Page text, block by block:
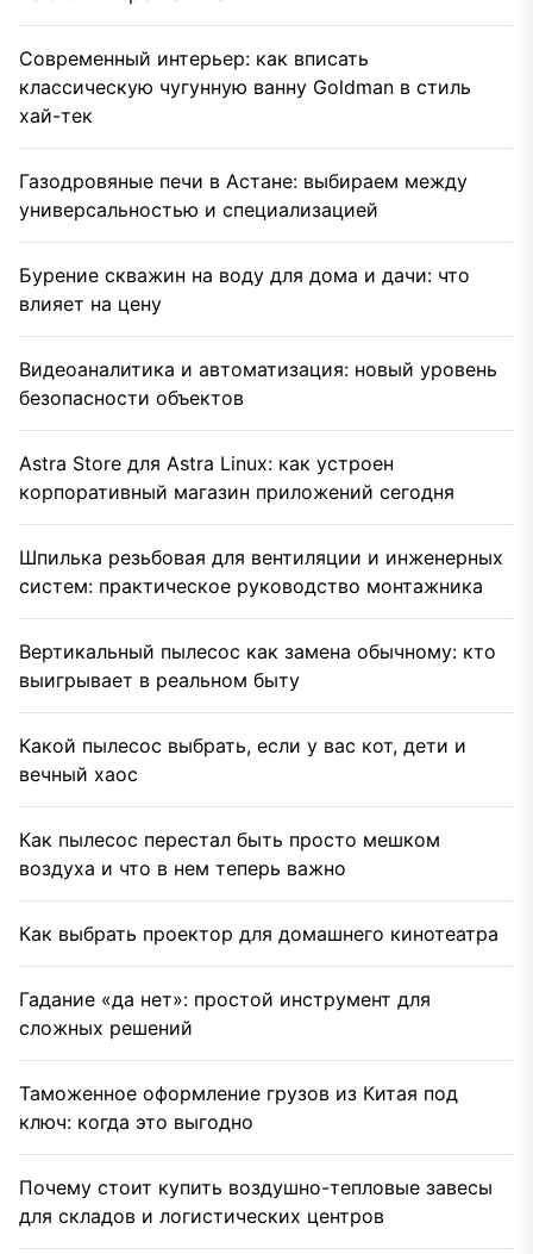
Современный интерьер: как вписать
классическую чугунную ванну Goldman в стиль
хай-тек
Газодровяные печи в Астане: выбираем между
универсальностью и специализацией
Бурение скважин на воду для дома и дачи: что
влияет на цену
Видеоаналитика и автоматизация: новый уровень
безопасности объектов
Astra Store для Astra Linux: как устроен
корпоративный магазин приложений сегодня
Шпилька резьбовая для вентиляции и инженерных
систем: практическое руководство монтажника
Вертикальный пылесос как замена обычному: кто
выигрывает в реальном быту
Какой пылесос выбрать, если у вас кот, дети и
вечный хаос
Как пылесос перестал быть просто мешком
воздуха и что в нем теперь важно
Как выбрать проектор для домашнего кинотеатра
Гадание «да нет»: простой инструмент для
сложных решений
Таможенное оформление грузов из Китая под
ключ: когда это выгодно
Почему стоит купить воздушно-тепловые завесы
для складов и логистических центров